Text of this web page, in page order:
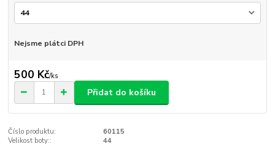
Nejsme plátci DPH
500 Kč/ks
Přidat do košíku
Číslo produktu:
60115
Velikost boty::
44